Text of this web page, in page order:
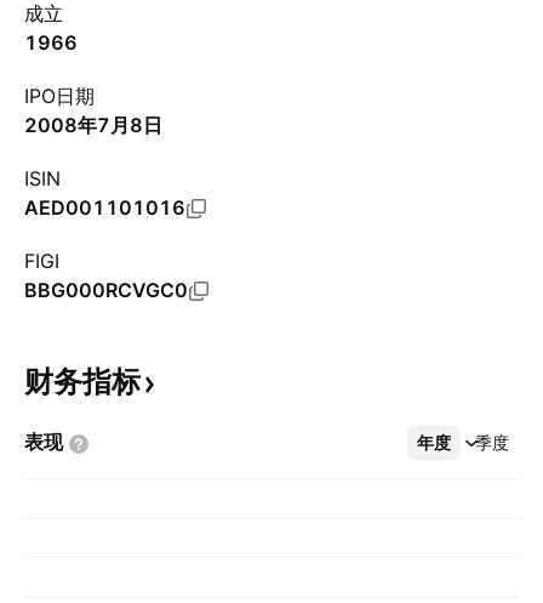
成立
1966
IPO日期
2008年7月8日
ISIN
AED001101016
FIGI
BBG000RCVGC0
财务指标
表现 年度 季度
更多